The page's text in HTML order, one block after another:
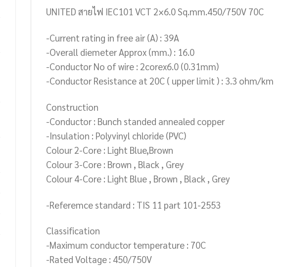
UNITED สายไฟ IEC101 VCT 2×6.0 Sq.mm.450/750V 70C
-Current rating in free air (A) : 39A
-Overall diemeter Approx (mm.) : 16.0
-Conductor No of wire : 2corex6.0 (0.31mm)
-Conductor Resistance at 20C ( upper limit ) : 3.3 ohm/km
Construction
-Conductor : Bunch standed annealed copper
-Insulation : Polyvinyl chloride (PVC)
Colour 2-Core : Light Blue,Brown
Colour 3-Core : Brown , Black , Grey
Colour 4-Core : Light Blue , Brown , Black , Grey
-Referemce standard : TIS 11 part 101-2553
Classification
-Maximum conductor temperature : 70C
-Rated Voltage : 450/750V